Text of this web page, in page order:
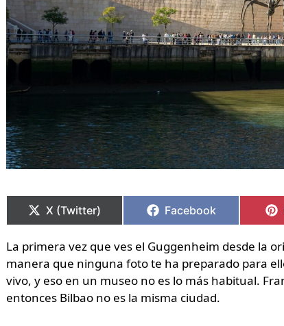
en
X (Twitter)
en
Facebook
La primera vez que ves el Guggenheim desde la
manera que ninguna foto te ha preparado para
vivo, y eso en un museo no es lo más habitual.
entonces Bilbao no es la misma ciudad.
en
en